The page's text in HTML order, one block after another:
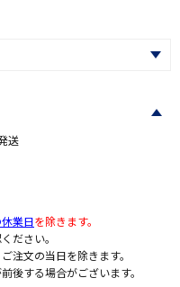
送
業日を除きます。
ださい。
注文の当日を除きます。
後する場合がございます。